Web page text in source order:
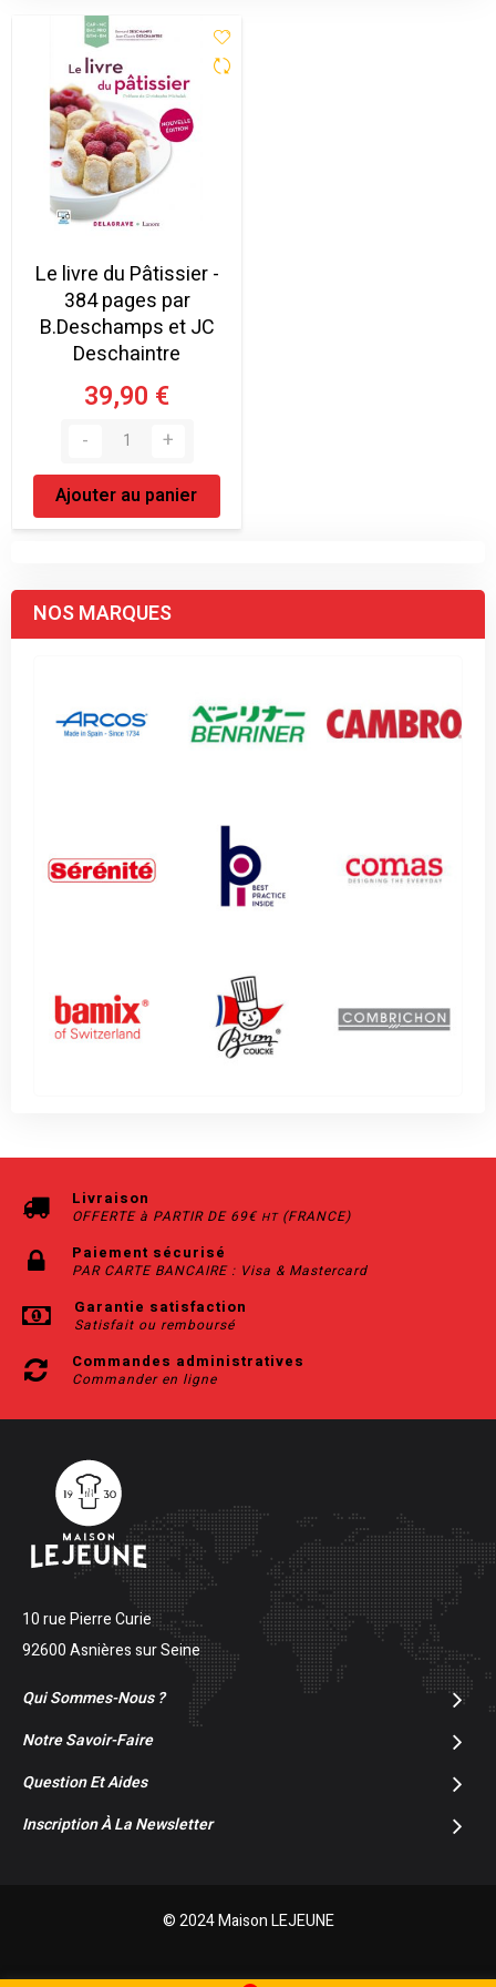
Le livre du Pâtissier -
384 pages par
B.Deschamps et JC
Deschaintre
39,90 €
Ajouter au panier
NOS MARQUES
Livraison
OFFERTE à PARTIR DE 69€ HT(FRANCE)
Paiement sécurisé
PAR CARTE BANCAIRE : Visa & Mastercard
Garantie satisfaction
Satisfait ou remboursé
Commandes administratives
Commander en ligne
10 rue Pierre Curie
92600 Asnières sur Seine
Qui Sommes-Nous ?
Notre Savoir-Faire
Question Et Aides
Inscription À La Newsletter
© 2024 Maison LEJEUNE